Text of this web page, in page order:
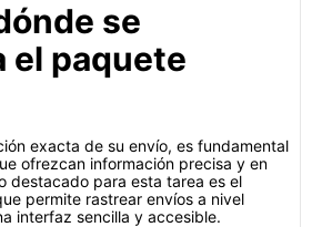
se
el paquete
exacta de su envío, es fundamental
ofrezcan información precisa y en
destacado para esta tarea es el
permite rastrear envíos a nivel
interfaz sencilla y accesible.